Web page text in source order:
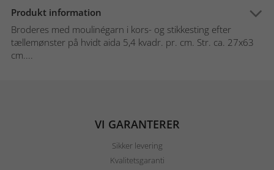
Produkt information
Broderes med moulinégarn i kors- og stikkesting efter
tællemønster på hvidt aida 5,4 kvadr. pr. cm. Str. ca. 27x63
cm....
VI GARANTERER
Sikker levering
Kvalitetsgaranti